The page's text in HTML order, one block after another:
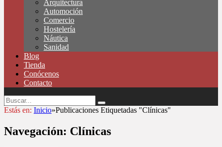
Arquitectura
Automoción
Comercio
Hostelería
Náutica
Sanidad
Blog
Tienda
Conócenos
Contacto
Estás en: Inicio»Publicaciones Etiquetadas "Clínicas"
Navegación: Clínicas